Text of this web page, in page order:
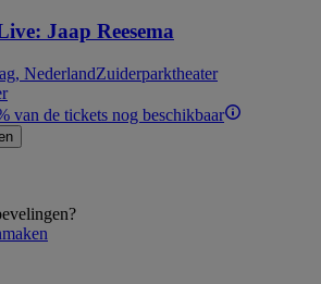
Jaap Reesema
NederlandZuiderparktheater
van de tickets nog beschikbaar